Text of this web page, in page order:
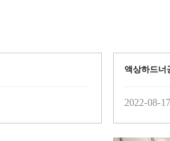
액상하드너
2022-08-